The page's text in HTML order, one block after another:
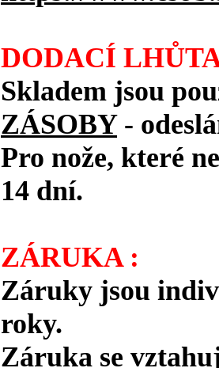
DODACÍ
Skladem jsou
ZÁSOBY -
Pro nože, které
14 dní.
ZÁRUKA :
Záruky jsou
roky.
Záruka se